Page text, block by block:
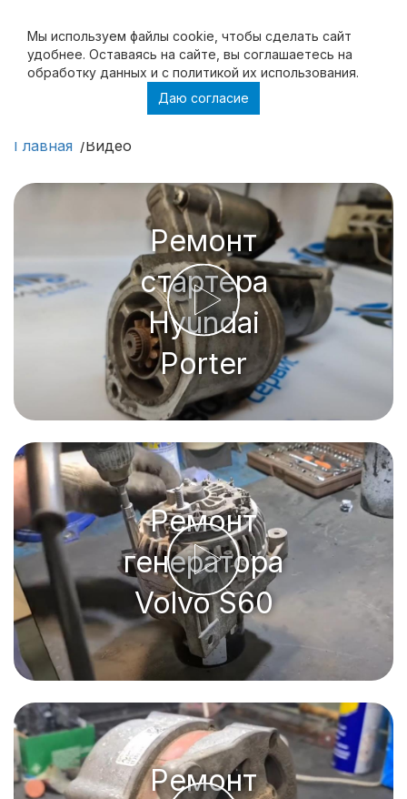
Мы используем файлы cookie, чтобы cделать сайт
удобнее. Оставаясь на сайте, вы соглашаетесь на
обработку данных и с политикой их использования.
Даю согласие
Главная Видео
Ремонт
стартера
Hyundai
Porter
Ремонт
генератора
Volvo S60
Ремонт